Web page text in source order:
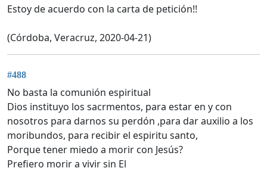
Estoy de acuerdo con la carta de petición!!
(Córdoba, Veracruz, 2020-04-21)
#488
No basta la comunión espiritual
Dios instituyo los sacrmentos, para estar en y con
nosotros para darnos su perdón ,para dar auxilio a los
moribundos, para recibir el espiritu santo,
Porque tener miedo a morir con Jesús?
Prefiero morir a vivir sin El